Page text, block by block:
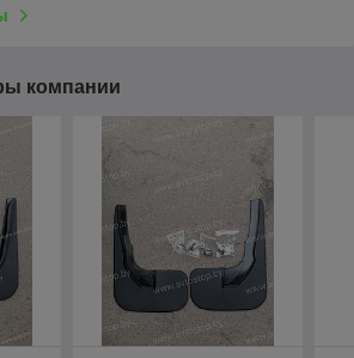
компании